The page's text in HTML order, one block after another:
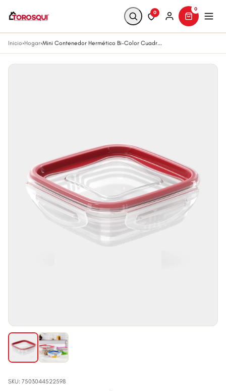
0
0
Inicio›Hogar›Mini Contenedor Hermético Bi-Color Cuadr...
SKU: 7503044522598